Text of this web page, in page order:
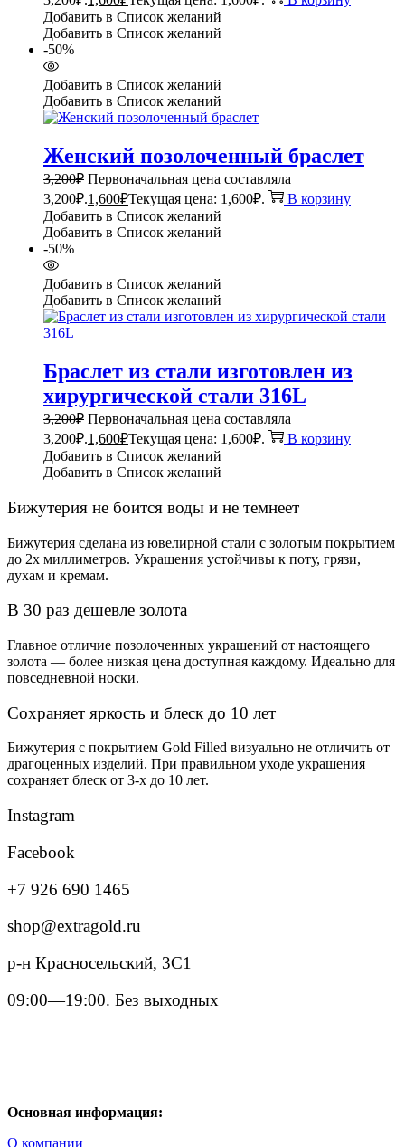
Добавить в Список желаний
Добавить в Список желаний
-50%
Добавить в Список желаний
Добавить в Список желаний
Женский позолоченный браслет
3,200₽ Первоначальная цена составляла
3,200₽.1,600₽Текущая цена: 1,600₽.
В корзину
Добавить в Список желаний
Добавить в Список желаний
-50%
Добавить в Список желаний
Добавить в Список желаний
Браслет из стали изготовлен из
хирургической стали 316L
3,200₽ Первоначальная цена составляла
3,200₽.1,600₽Текущая цена: 1,600₽.
В корзину
Добавить в Список желаний
Добавить в Список желаний
Бижутерия не боится воды и не темнеет
Бижутерия сделана из ювелирной стали с золотым покрытием
до 2х миллиметров. Украшения устойчивы к поту, грязи,
духам и кремам.
В 30 раз дешевле золота
Главное отличие позолоченных украшений от настоящего
золота — более низкая цена доступная каждому. Идеально для
повседневной носки.
Сохраняет яркость и блеск до 10 лет
Бижутерия с покрытием Gold Filled визуально не отличить от
драгоценных изделий. При правильном уходе украшения
сохраняет блеск от 3-х до 10 лет.
Instagram
Facebook
+7 926 690 1465
shop@extragold.ru
р-н Красносельский, 3С1
09:00—19:00. Без выходных
Основная информация:
О компании